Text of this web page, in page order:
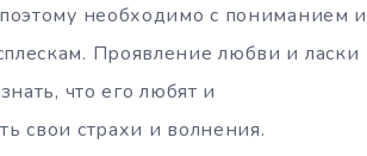
необходимо с пониманием и
Проявление любви и ласки
что его любят и
свои страхи и волнения.